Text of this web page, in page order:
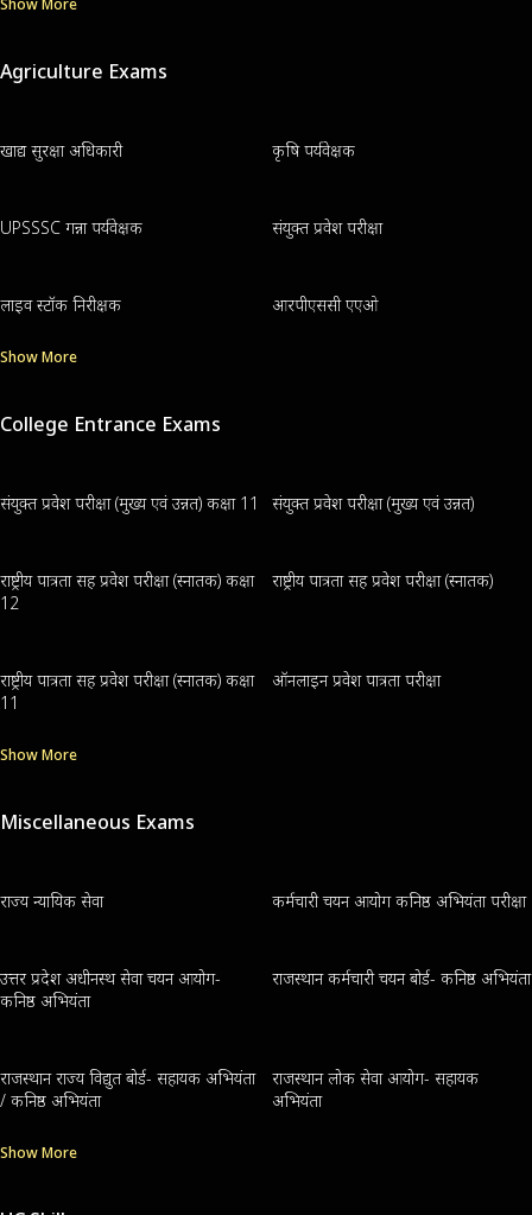
Agriculture Exams
खाद्य सुरक्षा अधिकारी कृषि पर्यवेक्षक
UPSSSC गन्ना पर्यवेक्षक संयुक्त प्रवेश परीक्षा
लाइव स्टॉक निरीक्षक आरपीएससी एएओ
Show More
College Entrance Exams
संयुक्त प्रवेश परीक्षा (मुख्य एवं उन्नत) कक्षा 11 संयुक्त प्रवेश परीक्षा (मुख्य एवं उन्नत)
राष्ट्रीय पात्रता सह प्रवेश परीक्षा (स्नातक) कक्षा
12
राष्ट्रीय पात्रता सह प्रवेश परीक्षा (स्नातक)
राष्ट्रीय पात्रता सह प्रवेश परीक्षा (स्नातक) कक्षा
11
ऑनलाइन प्रवेश पात्रता परीक्षा
Show More
Miscellaneous Exams
राज्य न्यायिक सेवा कर्मचारी चयन आयोग कनिष्ठ अभियंता परीक्षा
उत्तर प्रदेश अधीनस्थ सेवा चयन आयोग-
कनिष्ठ अभियंता
राजस्थान कर्मचारी चयन बोर्ड- कनिष्ठ अभियंता
राजस्थान राज्य विद्युत बोर्ड- सहायक अभियंता
/ कनिष्ठ अभियंता
राजस्थान लोक सेवा आयोग- सहायक
अभियंता
Show More